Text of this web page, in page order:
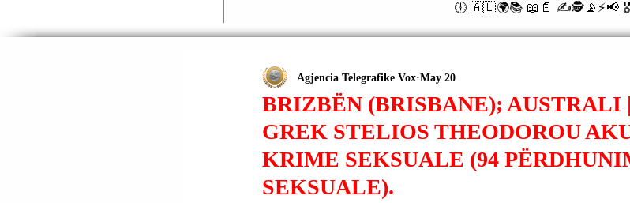
🕕 🇦🇱🌍📚 📖📄 ✍🕵️📡⚡️📢 🎖
BRIZBËN (BRISBANE); AUSTRALI
GREK STELIOS THEODOROU
KRIME SEKSUALE (94
SEKSUALE).
Agjencia Telegrafike Vox May 20